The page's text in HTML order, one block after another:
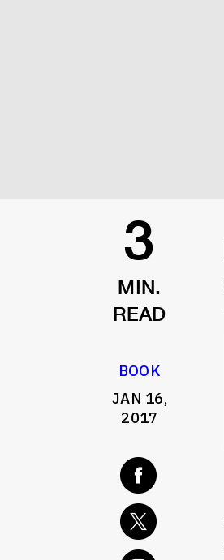
3
MIN.
READ
BOOK
JAN 16,
2017